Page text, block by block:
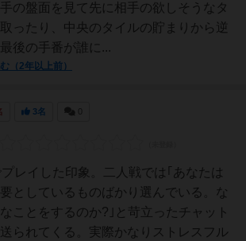
の盤面を見て先に相手の欲しそうなタ
ったり、中央のタイルの貯まりから逆
後の手番が誰に...
（2年以上前）
3名
プレイした印象。二人戦では｢あなたは
としているものばかり選んでいる。な
ことをするのか?｣と苛立ったチャット
られてくる。実際かなりストレスフル